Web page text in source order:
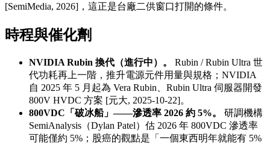
[SemiMedia, 2026]，這正是台廠二供窗口打開的條件。
時程與催化劑
NVIDIA Rubin 換代（進行中）。
Rubin / Rubin Ultra 世
代功耗再上一階，推升電源元件用量與規格；NVIDIA
自 2025 年 5 月起為 Vera Rubin、Rubin Ultra 伺服器開發
800V HVDC 方案 [元大, 2025-10-22]。
800VDC「破冰船」——滲透率 2026 約 5%。
研調機構
SemiAnalysis（Dylan Patel）估 2026 年 800VDC 滲透率
可能僅約 5%；股癌的觀點是「一個東西明年就能有 5%